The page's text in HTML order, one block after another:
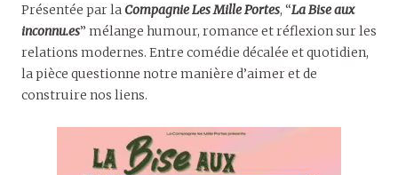
Présentée par laCompagnie Les Mille Portes, “La Bise aux
inconnu.es” mélange humour, romance et réflexion sur les
relations modernes. Entre comédie décalée et quotidien,
la pièce questionne notre manière d’aimer et de
construire nos liens.